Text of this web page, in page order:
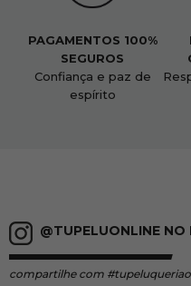
PAGAMENTOS 100%
SEGUROS
Confiança e paz de
espírito
@TUPELUONLINE NO
compartilhe com